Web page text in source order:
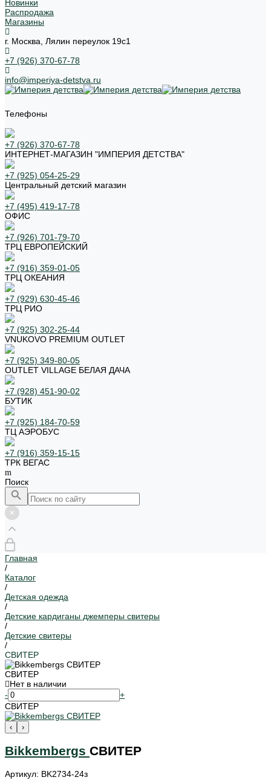
Новинки
Распродажа
Магазины
г. Москва, Лялин переулок 19с1
+7 (926) 370-67-78
info@imperiya-detstva.ru
Телефоны
+7 (926) 370-67-78
ИНТЕРНЕТ-МАГАЗИН "ИМПЕРИЯ ДЕТСТВА"
+7 (925) 054-25-29
Центральный детский магазин
+7 (495) 419-17-78
ОФИС
+7 (926) 701-79-70
ТРЦ ЕВРОПЕЙСКИЙ
+7 (916) 359-01-05
ТРЦ ОКЕАНИЯ
+7 (929) 630-45-46
ТРЦ РИО
+7 (925) 302-25-44
VNUKOVO PREMIUM OUTLET
+7 (925) 349-80-05
OUTLET VILLAGE БЕЛАЯ ДАЧА
+7 (928) 451-90-02
БУТИК
+7 (925) 184-70-59
ТЦ АЭРОБУС
+7 (916) 359-15-15
ТРК ВЕГАС
Поиск
Главная
/
Каталог
/
Детская одежда
/
Детские кардиганы джемперы свитеры
/
Детские свитеры
/
СВИТЕР
СВИТЕР
Нет в наличии
-
+
СВИТЕР
‹ ›
Bikkembergs СВИТЕР
Артикул: BK2734-24з